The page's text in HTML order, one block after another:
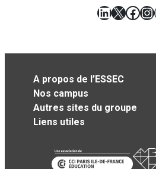
LinkedIn
X
A propos de l’ESSEC
Nos campus
Autres sites du groupe
Liens utiles